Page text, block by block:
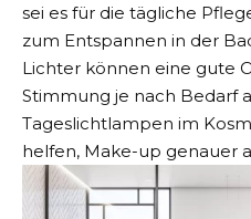
sei es für die tägliche
zum Entspannen in der
Lichter können eine gute
Stimmung je nach Bedarf
Tageslichtlampen im
helfen, Make-up genauer